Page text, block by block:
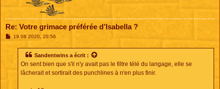
Re: Votre grimace préférée d’Isabella ?
M19 08 2020, 20:56
Sandentwins a écrit :
On sent bien que s'il n'y avait pas le filtre télé du langage, elle se
lâcherait et sortirait des punchlines à n'en plus finir.